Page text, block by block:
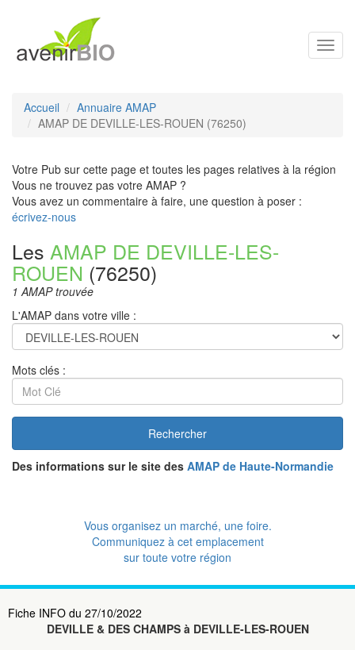
Accueil
Annuaire AMAP
AMAP DE DEVILLE-LES-ROUEN (76250)
Votre Pub sur cette page et toutes les pages relatives à la région
Vous ne trouvez pas votre AMAP ?
Vous avez un commentaire à faire, une question à poser :
écrivez-nous
Les AMAP DE DEVILLE-LES-
ROUEN (76250)
1 AMAP trouvée
L'AMAP dans votre ville :
Mots clés :
Rechercher
Des informations sur le site des AMAP de Haute-Normandie
Vous organisez un marché, une foire.
Communiquez à cet emplacement
sur toute votre région
Fiche INFO du 27/10/2022
DEVILLE & DES CHAMPS à DEVILLE-LES-ROUEN